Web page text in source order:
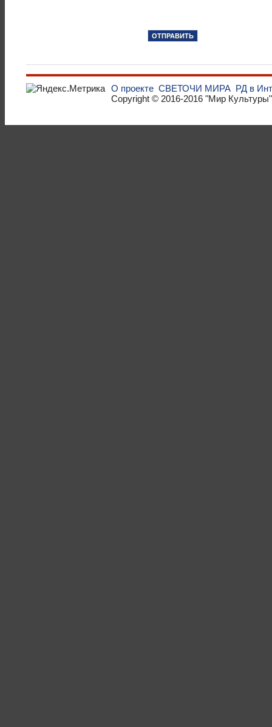
О проекте СВЕТОЧИ МИРА РД в
Copyright © 2016-2016 "Мир Культуры"